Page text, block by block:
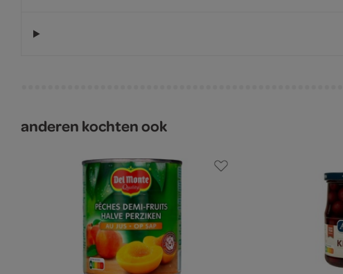
anderen kochten ook